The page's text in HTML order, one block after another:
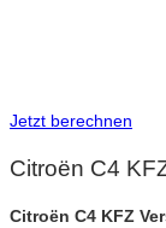
Jetzt berechnen
Citroën C4
Citroën C4 KFZ